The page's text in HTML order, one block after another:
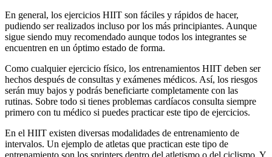
En general, los ejercicios HIIT son fáciles y rápidos de hacer,
pudiendo ser realizados incluso por los más principiantes. Aunque
sigue siendo muy recomendado aunque todos los integrantes se
encuentren en un óptimo estado de forma.
Como cualquier ejercicio físico, los entrenamientos HIIT deben ser
hechos después de consultas y exámenes médicos. Así, los riesgos
serán muy bajos y podrás beneficiarte completamente con las
rutinas. Sobre todo si tienes problemas cardíacos consulta siempre
primero con tu médico si puedes practicar este tipo de ejercicios.
En el HIIT existen diversas modalidades de entrenamiento de
intervalos. Un ejemplo de atletas que practican este tipo de
entrenamiento son los sprinters dentro del atletismo o del ciclismo. Y